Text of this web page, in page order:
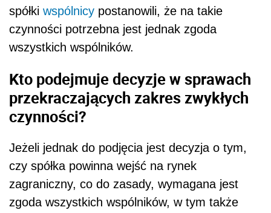
spółki wspólnicy postanowili, że na takie
czynności potrzebna jest jednak zgoda
wszystkich wspólników.
Kto podejmuje decyzje w sprawach
przekraczających zakres zwykłych
czynności?
Jeżeli jednak do podjęcia jest decyzja o tym,
czy spółka powinna wejść na rynek
zagraniczny, co do zasady, wymagana jest
zgoda wszystkich wspólników, w tym także